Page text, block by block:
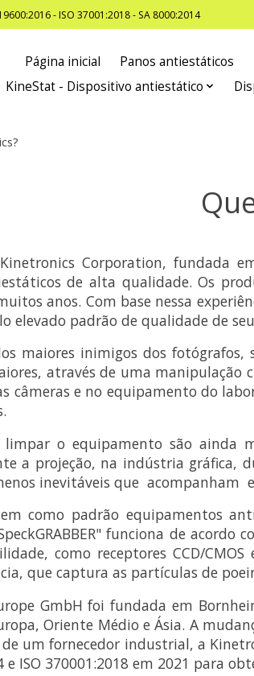
- ISO 37001:2018 - SA 8000:2014
Página inicial Panos antiestáticos
KineStat - Dispositivo antiestático
Corporation, fundada
de alta qualidade. Os
anos. Com base nessa
elevado padrão de qualidade de
maiores inimigos dos
através de uma manipulação
câmeras e no equipamento do
o equipamento são ainda
a projeção, na indústria
inevitáveis que acompanham
como padrão equipamentos
funciona de
como receptores CCD/
que captura as partículas de
GmbH foi fundada em
Oriente Médio e Ásia. A
um fornecedor industrial, a
e ISO 370001:2018 em 2021 para